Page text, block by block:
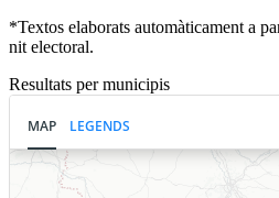
*Textos elaborats automàticament a
nit electoral.
Resultats per municipis